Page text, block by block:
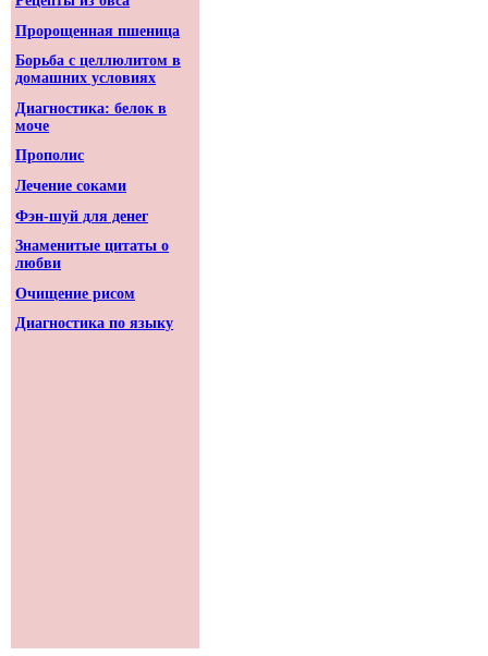
Пророщенная пшеница
Борьба с целлюлитом в
домашних условиях
Диагностика: белок в
моче
Прополис
Лечение соками
Фэн-шуй для денег
Знаменитые цитаты о
любви
Очищение рисом
Диагностика по языку